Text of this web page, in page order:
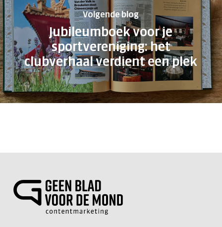
Volgende blog
Jubileumboek voor je
sportvereniging: het
clubverhaal verdient een plek